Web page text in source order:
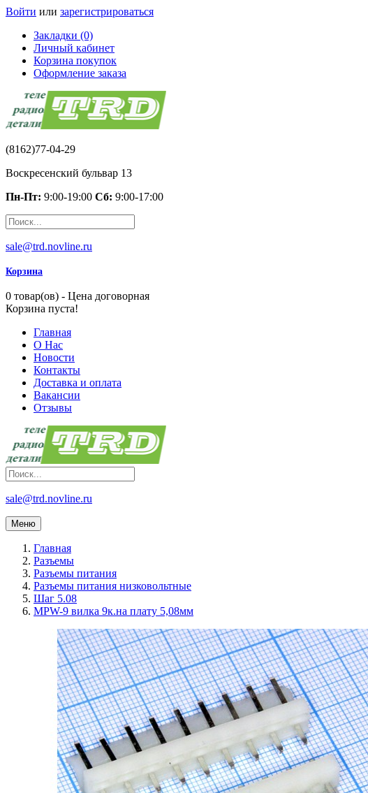
Войти или зарегистрироваться
Закладки (0)
Личный кабинет
Корзина покупок
Оформление заказа
(8162)77-04-29
Воскресенский бульвар 13
Пн-Пт: 9:00-19:00 Сб: 9:00-17:00
sale@trd.novline.ru
Корзина
0 товар(ов) - Цена договорная
Корзина пуста!
Главная
О Нас
Новости
Контакты
Доставка и оплата
Вакансии
Отзывы
sale@trd.novline.ru
Меню
Главная
Разъемы
Разъемы питания
Разъемы питания низковольтные
Шаг 5.08
MPW-9 вилка 9к.на плату 5,08мм